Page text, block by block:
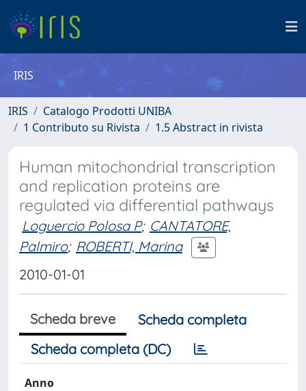
IRIS
IRIS
Catalogo Prodotti UNIBA
1 Contributo su Rivista
1.5 Abstract in rivista
Human mitochondrial transcription
and replication proteins are
regulated via differential pathways
Loguercio Polosa P; CANTATORE,
Palmiro; ROBERTI, Marina
2010-01-01
Scheda breve
Scheda completa
Scheda completa (DC)
Anno